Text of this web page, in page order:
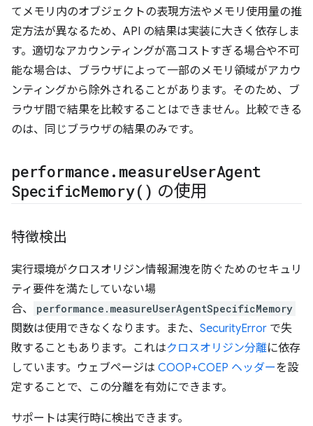
てメモリ内のオブジェクトの表現方法やメモリ使用量の推
定方法が異なるため、API の結果は実装に大きく依存しま
す。適切なアカウンティングが高コストすぎる場合や不可
能な場合は、ブラウザによって一部のメモリ領域がアカウ
ンティングから除外されることがあります。そのため、ブ
ラウザ間で結果を比較することはできません。比較できる
のは、同じブラウザの結果のみです。
performance. measureUserAgent
SpecificMemory( ) の使用
特徴検出
実行環境がクロスオリジン情報漏洩を防ぐためのセキュリ
ティ要件を満たしていない場
合、
performance.measureUserAgentSpecificMemory
関数は使用できなくなります。また、 SecurityError で失
敗することもあります。これはクロスオリジン分離に依存
しています。ウェブページは COOP+COEP ヘッダーを設
定することで、この分離を有効にできます。
サポートは実行時に検出できます。